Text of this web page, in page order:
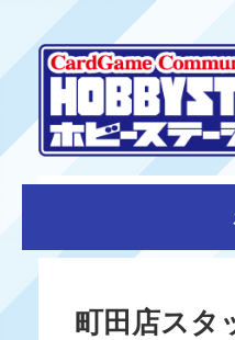
町田店スタ